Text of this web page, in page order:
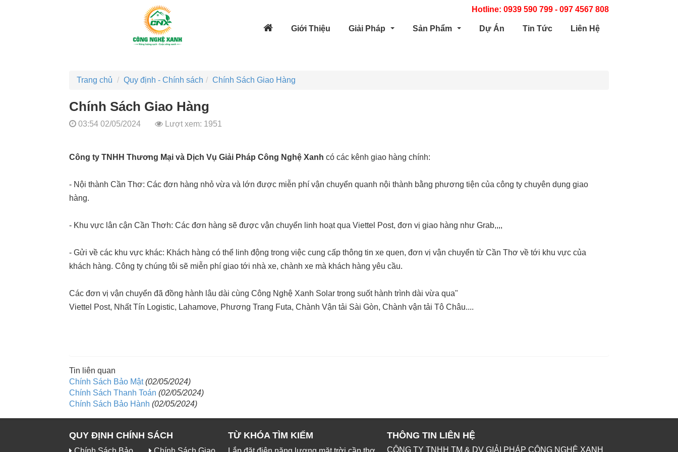
Hotline: 0939 590 799 - 097 4567 808
Giới Thiệu Giải Pháp Sản Phẩm Dự Án Tin Tức Liên Hệ
Trang chủ Quy định - Chính sách Chính Sách Giao Hàng
Chính Sách Giao Hàng
03:54 02/05/2024 Lượt xem: 1951
Công ty TNHH Thương Mại và Dịch Vụ Giải Pháp Công Nghệ Xanh có các kênh giao hàng chính:
- Nội thành Cần Thơ: Các đơn hàng nhỏ vừa và lớn được miễn phí vận chuyển quanh nội thành bằng phương tiện của công ty chuyên dụng giao
hàng.
- Khu vực lân cận Cần Thơh: Các đơn hàng sẽ được vận chuyển linh hoạt qua Viettel Post, đơn vị giao hàng như Grab,,,,
- Gửi về các khu vực khác: Khách hàng có thể linh động trong việc cung cấp thông tin xe quen, đơn vị vận chuyển từ Cần Thơ về tới khu vực của
khách hàng. Công ty chúng tôi sẽ miễn phí giao tới nhà xe, chành xe mà khách hàng yêu cầu.
Các đơn vị vận chuyển đã đồng hành lâu dài cùng Công Nghệ Xanh Solar trong suốt hành trình dài vừa qua"
Viettel Post, Nhất Tín Logistic, Lahamove, Phương Trang Futa, Chành Vận tải Sài Gòn, Chành vận tải Tô Châu....
Tin liên quan
Chính Sách Bảo Mật (02/05/2024)
Chính Sách Thanh Toán (02/05/2024)
Chính Sách Bảo Hành (02/05/2024)
QUY ĐỊNH CHÍNH SÁCH TỪ KHÓA TÌM KIẾM THÔNG TIN LIÊN HỆ
CÔNG TY TNHH TM & DV GIẢI PHÁP CÔNG NGHỆ XANH